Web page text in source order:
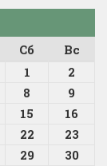
Сб
Вс
1
2
8
9
15
16
22
23
29
30